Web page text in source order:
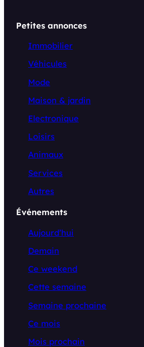
Petites annonces
Immobilier
Véhicules
Mode
Maison & jardin
Electronique
Loisirs
Animaux
Services
Autres
Événements
Aujourd’hui
Demain
Ce weekend
Cette semaine
Semaine prochaine
Ce mois
Mois prochain